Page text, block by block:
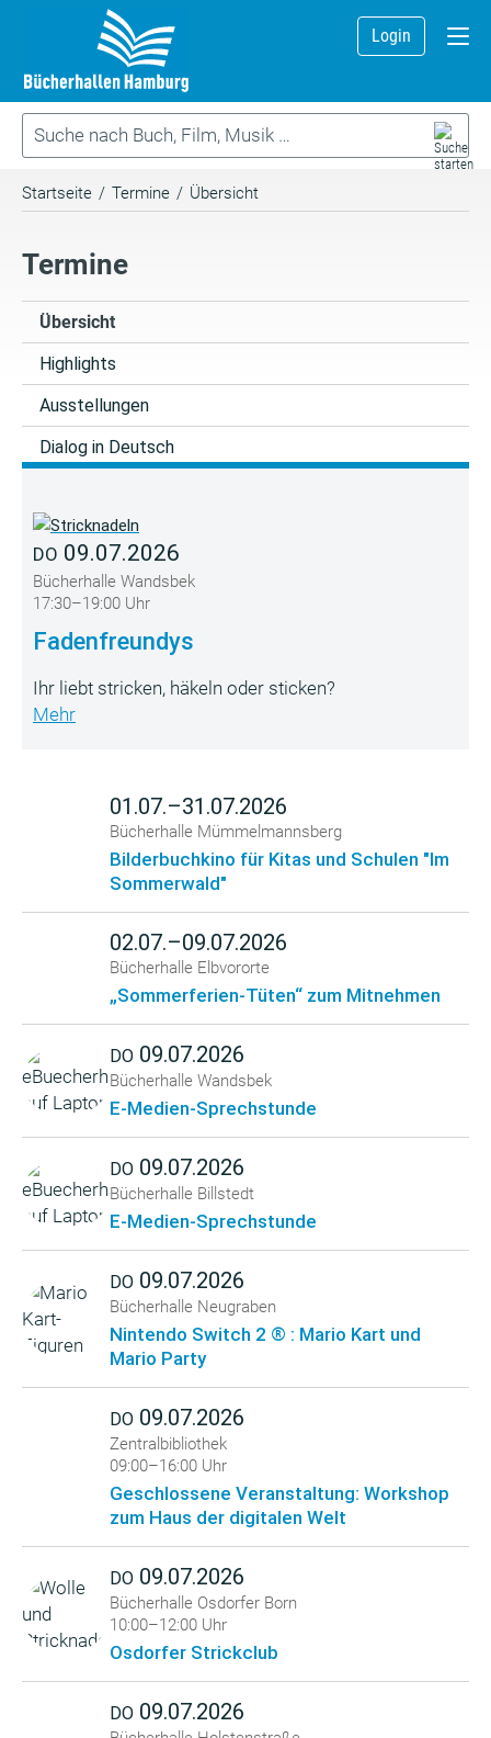
Login
Startseite / Termine / Übersicht
Termine
Übersicht
Highlights
Ausstellungen
Dialog in Deutsch
DO 09.07.2026
Bücherhalle Wandsbek
17:30–19:00 Uhr
Fadenfreundys
Ihr liebt stricken, häkeln oder sticken?
Mehr
01.07.–31.07.2026
Bücherhalle Mümmelmannsberg
Bilderbuchkino für Kitas und Schulen "Im
Sommerwald"
02.07.–09.07.2026
Bücherhalle Elbvororte
„Sommerferien-Tüten“ zum Mitnehmen
DO 09.07.2026
Bücherhalle Wandsbek
E-Medien-Sprechstunde
DO 09.07.2026
Bücherhalle Billstedt
E-Medien-Sprechstunde
DO 09.07.2026
Bücherhalle Neugraben
Nintendo Switch 2 ® : Mario Kart und
Mario Party
DO 09.07.2026
Zentralbibliothek
09:00–16:00 Uhr
Geschlossene Veranstaltung: Workshop
zum Haus der digitalen Welt
DO 09.07.2026
Bücherhalle Osdorfer Born
10:00–12:00 Uhr
Osdorfer Strickclub
DO 09.07.2026